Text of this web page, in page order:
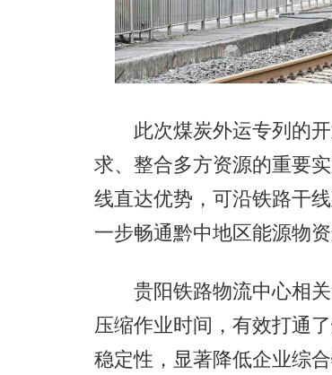
此次煤炭外运专列的开
求、整合多方资源的重要
线直达优势，可沿铁路干
一步畅通黔中地区能源物资
贵阳铁路物流中心相关
压缩作业时间，有效打通
稳定性，显著降低企业综